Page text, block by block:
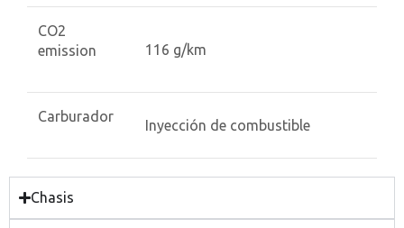
CO2
emission
116 g/km
Carburador
Inyección de combustible
Chasis